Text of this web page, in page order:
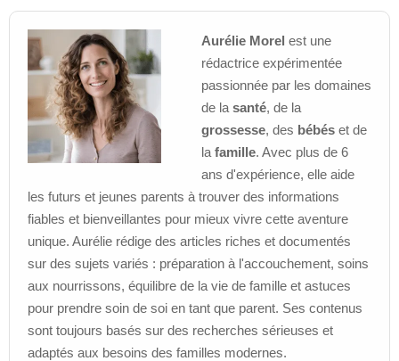
Aurélie Morel est une
rédactrice expérimentée
passionnée par les domaines
de la santé, de la
grossesse, des bébés et de
la famille. Avec plus de 6
ans d'expérience, elle aide
les futurs et jeunes parents à trouver des informations
fiables et bienveillantes pour mieux vivre cette aventure
unique. Aurélie rédige des articles riches et documentés
sur des sujets variés : préparation à l'accouchement, soins
aux nourrissons, équilibre de la vie de famille et astuces
pour prendre soin de soi en tant que parent. Ses contenus
sont toujours basés sur des recherches sérieuses et
adaptés aux besoins des familles modernes.